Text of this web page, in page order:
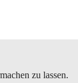
zu lassen.